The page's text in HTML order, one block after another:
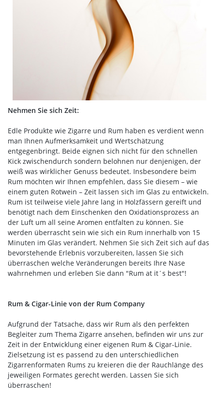
Nehmen Sie sich Zeit:
Edle Produkte wie Zigarre und Rum haben es verdient wenn
man Ihnen Aufmerksamkeit und Wertschätzung
entgegenbringt. Beide eignen sich nicht für den schnellen
Kick zwischendurch sondern belohnen nur denjenigen, der
weiß was wirklicher Genuss bedeutet. Insbesondere beim
Rum möchten wir Ihnen empfehlen, dass Sie diesem – wie
einem guten Rotwein – Zeit lassen sich im Glas zu entwickeln.
Rum ist teilweise viele Jahre lang in Holzfässern gereift und
benötigt nach dem Einschenken den Oxidationsprozess an
der Luft um all seine Aromen entfalten zu können. Sie
werden überrascht sein wie sich ein Rum innerhalb von 15
Minuten im Glas verändert. Nehmen Sie sich Zeit sich auf das
bevorstehende Erlebnis vorzubereiten, lassen Sie sich
überraschen welche Veränderungen bereits Ihre Nase
wahrnehmen und erleben Sie dann "Rum at it´s best"!
Rum & Cigar-Linie von der Rum Company
Aufgrund der Tatsache, dass wir Rum als den perfekten
Begleiter zum Thema Zigarre ansehen, befinden wir uns zur
Zeit in der Entwicklung einer eigenen Rum & Cigar-Linie.
Zielsetzung ist es passend zu den unterschiedlichen
Zigarrenformaten Rums zu kreieren die der Rauchlänge des
jeweiligen Formates gerecht werden. Lassen Sie sich
überraschen!